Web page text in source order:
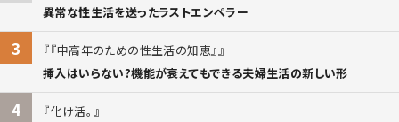
異常な性生活を送ったラストエンペラー
3
『中高年のための性生活の知恵』
挿入はいらない?機能が衰えてもできる夫婦生活の新しい形
4
化け活。